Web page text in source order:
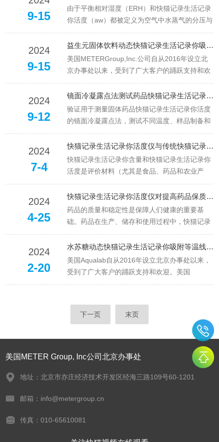
9-15
由于平衡相对湿度（ERH）和快猫记录生活记录
你活度（aw）都被定义为空气中水蒸气的分压与
特定压力和温度下的蒸汽饱和压力（p/p0）之
比，快猫视频在线观看应用ERH≅100aw的近似
值并控制相对湿度条件来评估快猫记录生活记录
你活度对钙镁固溶体中无定形碳酸盐相转化速率
2024
9-15
益生元固体饮料动态快猫记录生活记录你吸附等温线吸湿曲线 临界相对湿度
美国METERGroup,Inc.公司自从2016年设立北
京办事处以来，受到了广大客户的踊跃支持和欢
迎。美国METERGroup,Inc.公司的AquaLab快猫
记录生活记录你活度仪和动态快猫记录生活记录
你吸附分析仪（动态蒸汽吸附仪），以准确和快
速的测量提供快猫记录生活记录你研究和...
2024
9-12
镜面冷凝露点法测试药品快猫记录生活记录你活度，不同温度、样品制备和环境暴露时间的影响
验证用于测量固体药品快猫记录生活记录你活度
的镜面冷凝露点法，测试不同温度、样品制备和
环境暴露时间的影响HaroldAlexisPrada-
Ramírez,JanethCarolinaJurado-
Ramos,JuanCamiloFonseca-Aceve...
2024
7-4
快猫记录生活记录你活度仪与传统快猫记录生活记录你测定法的比较
快猫记录生活记录你含量和快猫记录生活记录你
活度是评价材料（尤其是食品、药品和农业产
品）质量和稳定性的重要参数。传统的快猫记录
生活记录你测定方法主要包括烘箱干燥法、卡尔·
费休法等，而快猫记录生活记录你活度仪则是近
年来发展起来的一种新型测量工具。本文将详细
理、操作、精度和应...
2024
4-25
快猫记录生活记录你活度仪对提高药品保质期有何影响？
药品的质量和稳定性是保障人们健康的重要基
础。药品在生产、储存和使用过程中，快猫记录
生活记录你活度的控制直接关系到药品的有效性
和安全性。快猫记录生活记录你活度仪作为一种
准确测量物质中快猫记录生活记录你含量及其活
性的工具，对提高药品保质期具有不可忽视的影
2024
2-20
水苏糖动态快猫记录生活记录你吸附等温线吸湿曲线 临界相对湿度
美国Aqualab自从2016年设立北京办事处以来，
受到了广大客户的踊跃支持和欢迎。美国
AddiumInc.公司的AquaLab快猫记录生活记录你
（动态蒸汽吸附仪），以准确和快速的测量提供
快猫记录生活记录你研究和质量控制全面的解决
下一页 末页
美国METER Group, Inc公司北京办事处
地址：北京市亦庄经济技术开发区经海三路109号60-1201
邮箱：info@metergroup.cn
传真：010-65610081